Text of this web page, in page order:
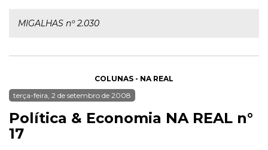
MIGALHAS nº 2.030
COLUNAS - NA REAL
terça-feira, 2 de setembro de 2008
Política & Economia NA REAL n°
17